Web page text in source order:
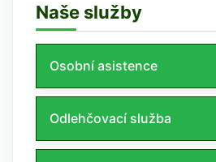
Naše služby
Osobní asistence
Odlehčovací služba